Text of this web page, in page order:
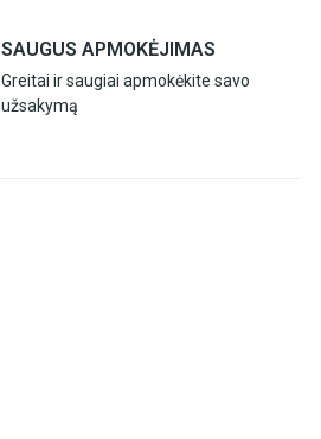
SAUGUS APMOKĖJIMAS
Greitai ir saugiai apmokėkite savo
užsakymą